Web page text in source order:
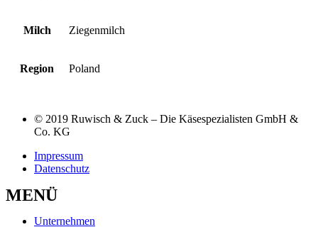
Milch Ziegenmilch
Region Poland
© 2019 Ruwisch & Zuck – Die Käsespezialisten GmbH &
Co. KG
Impressum
Datenschutz
MENÜ
Unternehmen